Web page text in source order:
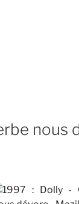
nous